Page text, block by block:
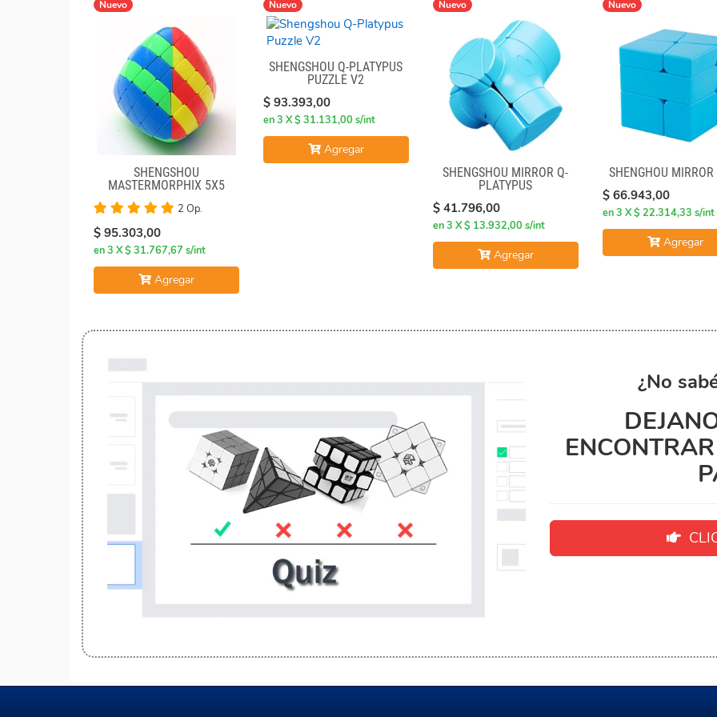
Nuevo
SHENGSHOU
MASTERMORPHIX 5X5
2 Op.
$ 95.303,00
en 3 X $ 31.767,67 s/int
Agregar
Nuevo
SHENGSHOU Q-PLATYPUS
PUZZLE V2
$ 93.393,00
en 3 X $ 31.131,00 s/int
Agregar
Nuevo
SHENGSHOU MIRROR Q-
PLATYPUS
$ 41.796,00
en 3 X $ 13.932,00 s/int
Agregar
Nuevo
SHENGHOU MIRROR
$ 66.943,00
en 3 X $ 22.314,33 s/int
Agregar
¿No